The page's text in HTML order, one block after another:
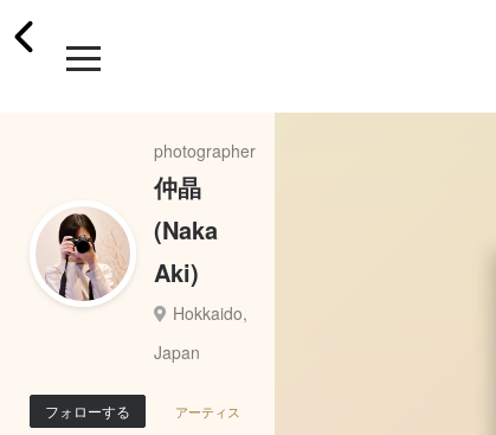
photographer
仲晶
(Naka
Aki)
Hokkaido,
Japan
フォローする アーティス